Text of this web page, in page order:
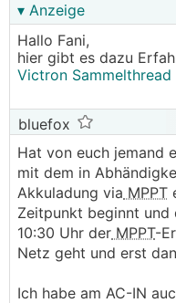
▾ Anzeige
Hallo Fani,
hier gibt es dazu
Victron
bluefox
Hat von euch jemand
mit dem in
Akkuladung via MPPT
Zeitpunkt beginnt und
10:30 Uhr der MPPT-
Netz geht und erst
Ich habe am AC-IN